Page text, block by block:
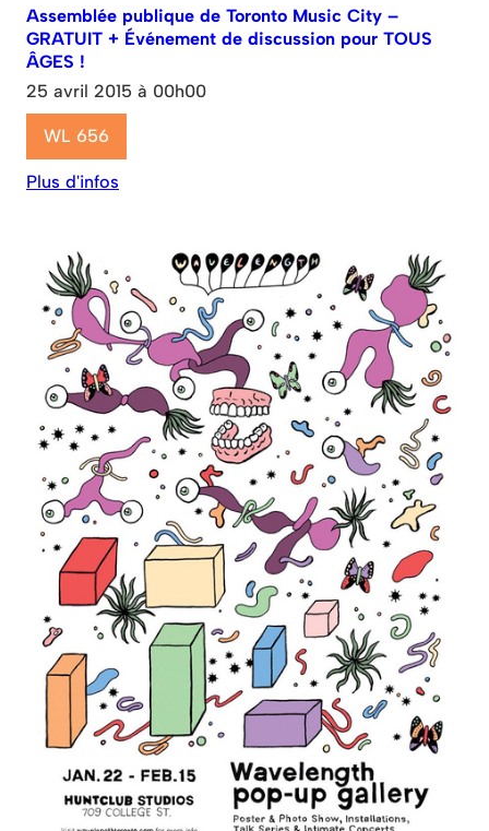
Assemblée publique de Toronto Music City –
GRATUIT + Événement de discussion pour TOUS
ÂGES !
25 avril 2015 à 00h00
WL 656
Plus d'infos